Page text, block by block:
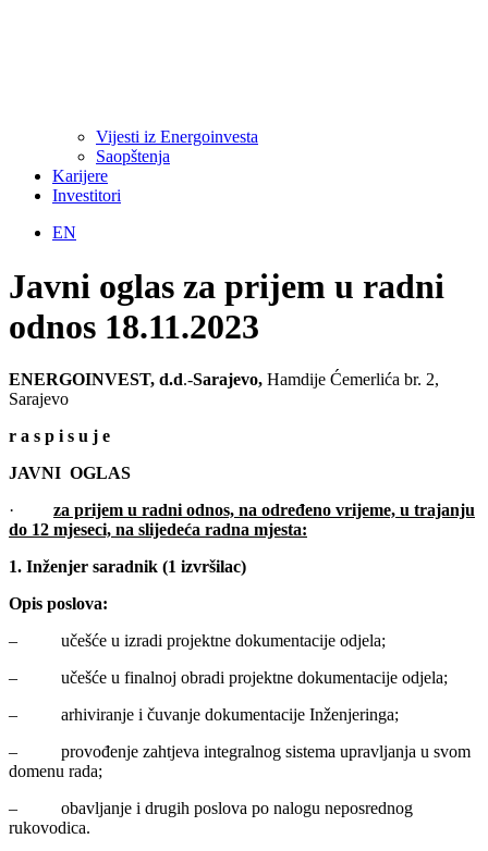
Vijesti iz Energoinvesta
Saopštenja
Karijere
Investitori
EN
Javni oglas za prijem u radni
odnos 18.11.2023
ENERGOINVEST, d.d.-Sarajevo, Hamdije Ćemerlića br. 2,
Sarajevo
r a s p i s u j e
JAVNI OGLAS
· za prijem u radni odnos, na određeno vrijeme, u trajanju
do 12 mjeseci, na slijedeća radna mjesta:
1. Inženjer saradnik (1 izvršilac)
Opis poslova:
– učešće u izradi projektne dokumentacije odjela;
– učešće u finalnoj obradi projektne dokumentacije odjela;
– arhiviranje i čuvanje dokumentacije Inženjeringa;
– provođenje zahtjeva integralnog sistema upravljanja u svom
domenu rada;
– obavljanje i drugih poslova po nalogu neposrednog
rukovodica.